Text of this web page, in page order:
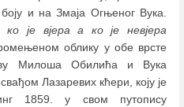
и на Змаја Огњеног Вука.
је вјера а ко је невјера
облику у обе врсте
Милоша Обилића и Вука
Лазаревих кћери, коју је
1859. у свом путопису